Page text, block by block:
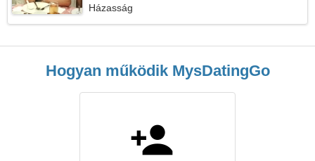
Házasság
Hogyan működik MysDatingGo